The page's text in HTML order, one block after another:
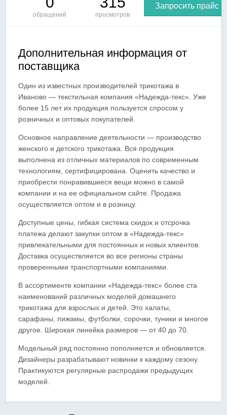
обращений просмотров
Запросить прайс
Дополнительная информация от
поставщика
Один из известных производителей трикотажа в
Иваново — текстильная компания «Надежда-текс». Уже
более 15 лет их продукция пользуется спросом у
розничных и оптовых покупателей.
Основное направление деятельности — производство
женского и детского трикотажа. Вся продукция
выполнена из отличных материалов по современным
технологиям, сертифицирована. Оценить качество и
приобрести понравившиеся вещи можно в самой
компании и на ее официальном сайте. Продажа
осуществляется оптом и в розницу.
Доступные цены, гибкая система скидок и отсрочка
платежа делают закупки оптом в «Надежда-текс»
привлекательными для постоянных и новых клиентов.
Доставка осуществляется во все регионы страны
проверенными транспортными компаниями.
В ассортименте компании «Надежда-текс» более ста
наименований различных моделей домашнего
трикотажа для взрослых и детей. Это халаты,
сарафаны, пижамы, футболки, сорочки, туники и многое
другое. Широкая линейка размеров — от 40 до 70.
Модельный ряд постоянно пополняется и обновляется.
Дизайнеры разрабатывают новинки к каждому сезону.
Практикуются регулярные распродажи предыдущих
моделей.